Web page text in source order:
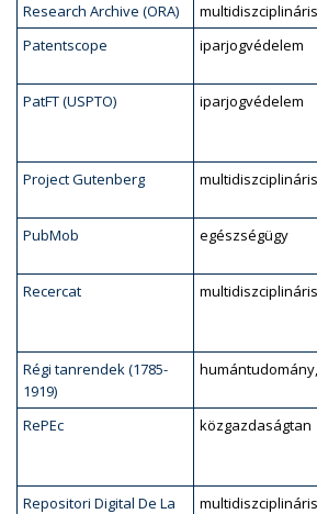
Research Archive (ORA)
multidiszciplináris
Patentscope iparjogvédelem
PatFT (USPTO) iparjogvédelem
Project Gutenberg multidiszciplináris
PubMob egészségügy
Recercat multidiszciplináris
Régi tanrendek (1785-
1919)
RePEc közgazdaságtan
Repositori Digital De La
multidiszciplináris